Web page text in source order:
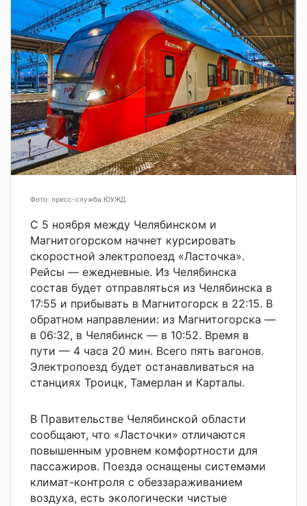
Фото: пресс-служба ЮУЖД
С 5 ноября между Челябинском и
Магнитогорском начнет курсировать
скоростной электропоезд «Ласточка».
Рейсы — ежедневные. Из Челябинска
состав будет отправляться из Челябинска в
17:55 и прибывать в Магнитогорск в 22:15. В
обратном направлении: из Магнитогорска —
в 06:32, в Челябинск — в 10:52. Время в
пути — 4 часа 20 мин. Всего пять вагонов.
Электропоезд будет останавливаться на
станциях Троицк, Тамерлан и Карталы.
В Правительстве Челябинской области
сообщают, что «Ласточки» отличаются
повышенным уровнем комфортности для
пассажиров. Поезда оснащены системами
климат-контроля с обеззараживанием
воздуха, есть экологически чистые